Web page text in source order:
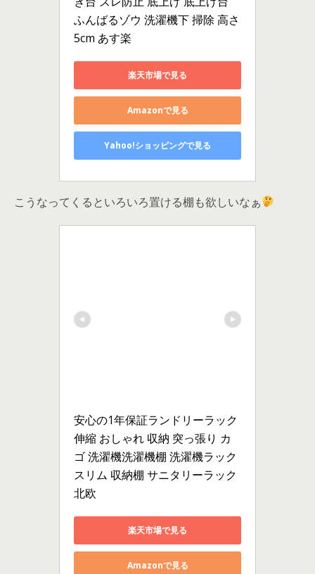
ふんばるゾウ 洗濯機下 掃除 高さ
5cm あす楽
楽天市場で見る
Amazonで見る
Yahoo!ショッピングで見る
こうなってくるといろいろ置ける棚も欲しいなぁ
安心の1年保証ランドリーラック
伸縮 おしゃれ 収納 突っ張り カ
ゴ 洗濯機洗濯機棚 洗濯機ラック
スリム 収納棚 サニタリーラック
北欧
楽天市場で見る
Amazonで見る